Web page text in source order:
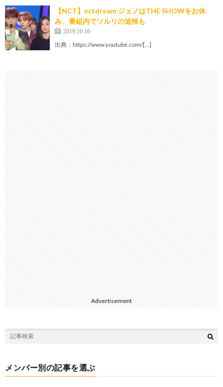
【NCT】nctdream ジェノはTHE SHOWをお休
み、番組内でソルリの追悼も
2019.10.16
出典：https://www.youtube.com/[…]
Advertisement
メンバー別の記事を選ぶ